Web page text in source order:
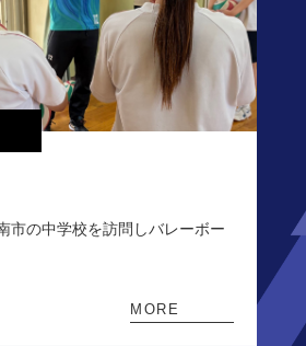
市の中学校を訪問しバレーボー
MORE